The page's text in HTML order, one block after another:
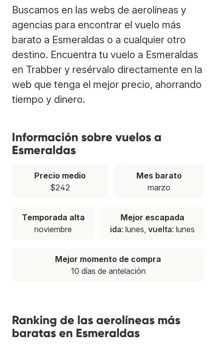
Buscamos en las webs de aerolíneas y
agencias para encontrar el vuelo más
barato a Esmeraldas o a cualquier otro
destino. Encuentra tu vuelo a Esmeraldas
en Trabber y resérvalo directamente en la
web que tenga el mejor precio, ahorrando
tiempo y dinero.
Información sobre vuelos a
Esmeraldas
Precio medio
$242
Mes barato
marzo
Temporada alta
noviembre
Mejor escapada
ida: lunes, vuelta: lunes
Mejor momento de compra
10 días de antelación
Ranking de las aerolíneas más
baratas en Esmeraldas